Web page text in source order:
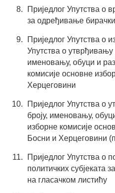
Приједлог Упутства о
за одређивање
Приједлог Упутства о
Упутства о утврђивању
именовању, обуци и
комисије основне
Херцеговини
Приједлог Упутства о
броју, именовању,
изборне комисије
Босни и Херцеговини
Приједлог Упутства о
политичких субјеката
на гласачком листићу